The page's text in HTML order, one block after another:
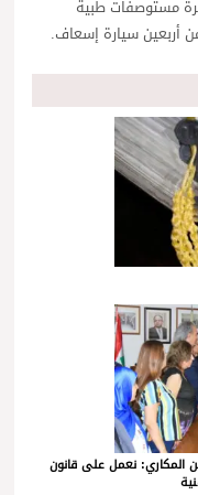
مستوصفات طبية
أربعين سيارة إسعاف.
المكاري: نعمل على قانون